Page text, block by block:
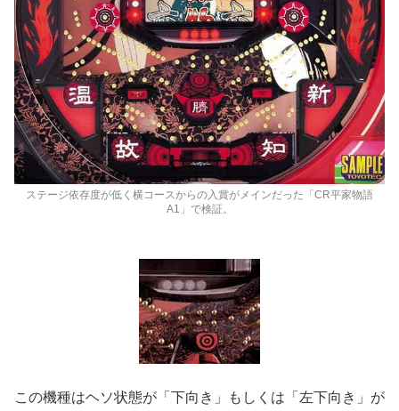
ステージ依存度が低く横コースからの入賞がメインだった「CR平家物語
A1」で検証。
この機種はヘソ状態が「下向き」もしくは「左下向き」が